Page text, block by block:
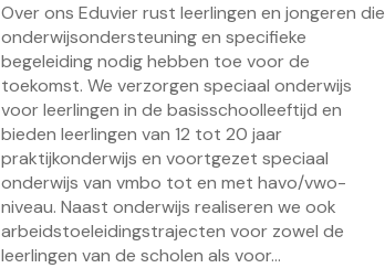
Over ons Eduvier rust leerlingen en jongeren die
onderwijsondersteuning en specifieke
begeleiding nodig hebben toe voor de
toekomst. We verzorgen speciaal onderwijs
voor leerlingen in de basisschoolleeftijd en
bieden leerlingen van 12 tot 20 jaar
praktijkonderwijs en voortgezet speciaal
onderwijs van vmbo tot en met havo/vwo-
niveau. Naast onderwijs realiseren we ook
arbeidstoeleidingstrajecten voor zowel de
leerlingen van de scholen als voor...